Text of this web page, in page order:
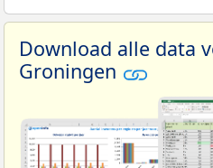
Download alle data
Groningen